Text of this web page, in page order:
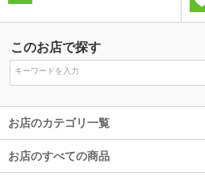
このお店で探す
お店のカテゴリ一覧
お店のすべての商品